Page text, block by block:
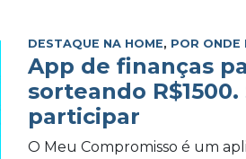
DESTAQUE NA HOME, POR ONDE
App de finanças
sorteando
participar
O Meu Compromisso é um